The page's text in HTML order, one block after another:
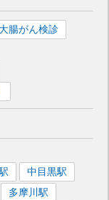
大腸がん検診
中目黒駅
多摩川 駅